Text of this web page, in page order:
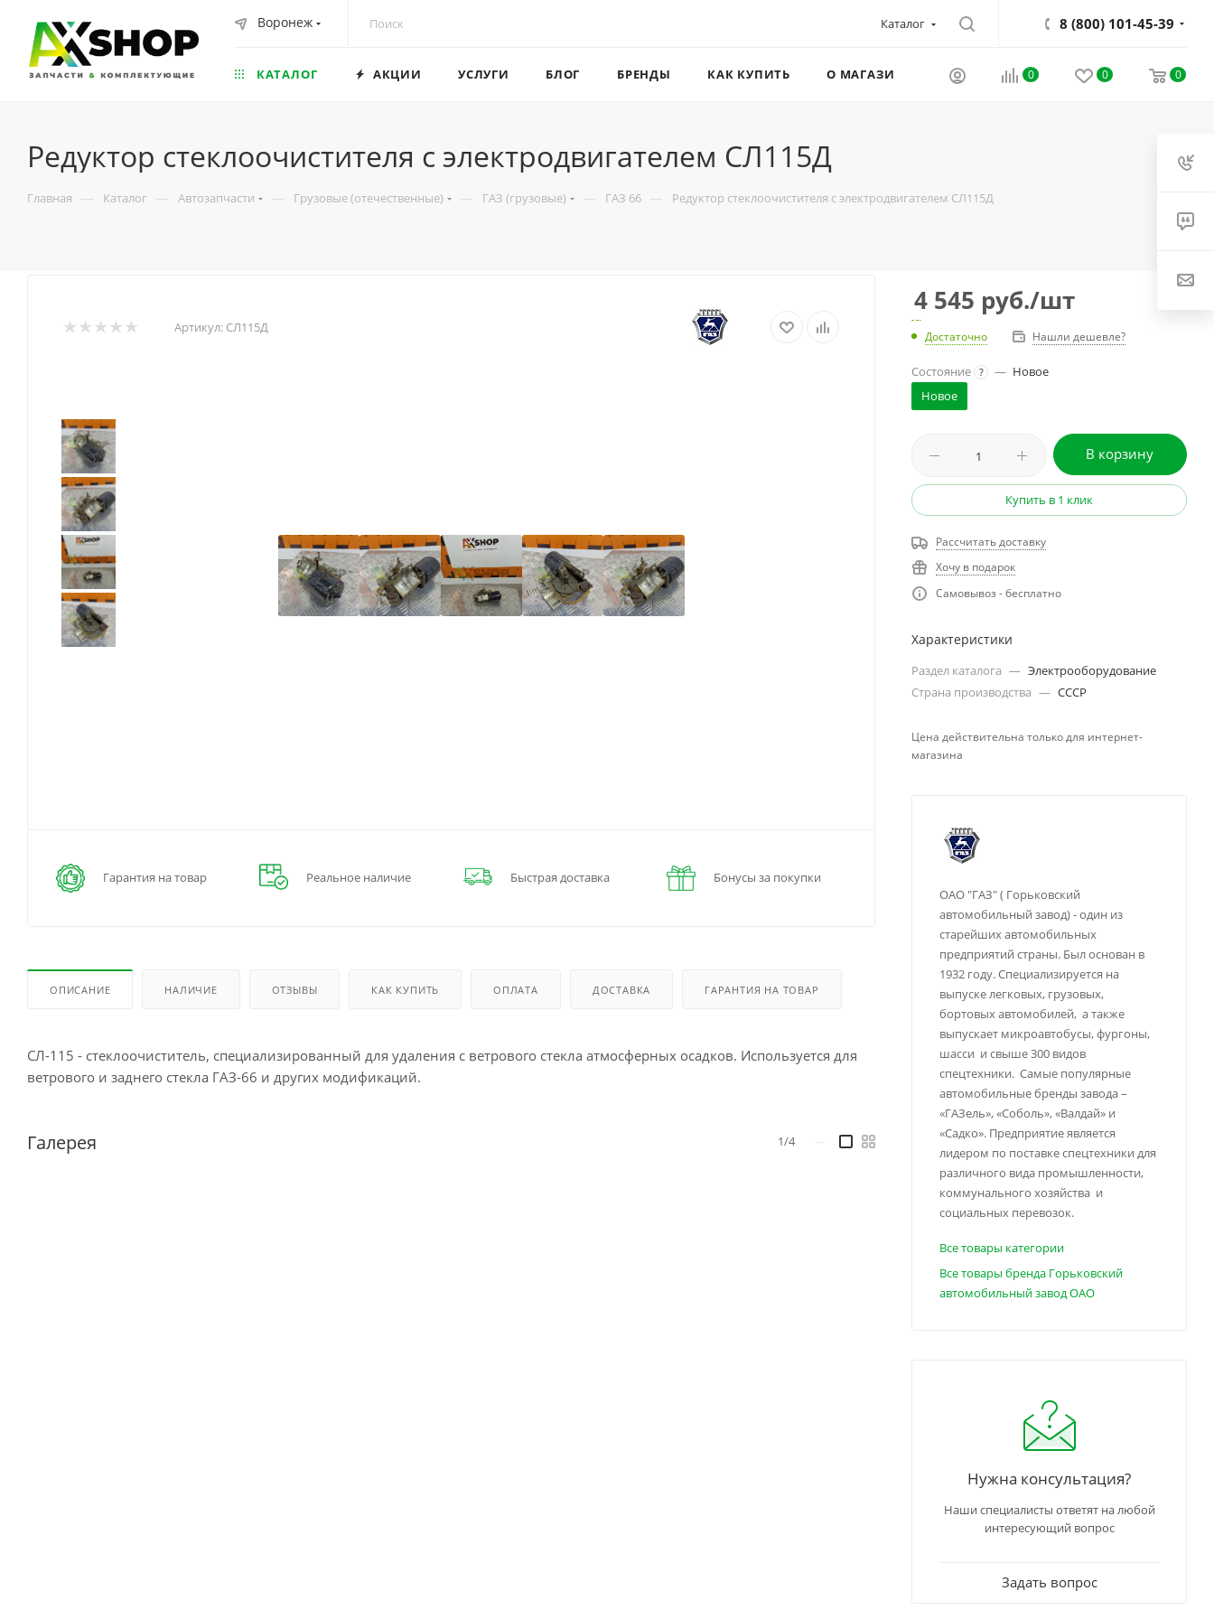
Воронеж Каталог 8 (800) 101-45-39
0 0 0
КАТАЛОГ АКЦИИ УСЛУГИ БЛОГ БРЕНДЫ КАК КУПИТЬ О МАГАЗИНЕ
Редуктор стеклоочистителя с электродвигателем СЛ115Д
Главная — Каталог — Автозапчасти — Грузовые (отечественные) — ГАЗ (грузовые) — ГАЗ 66 — Редуктор стеклоочистителя с электродвигателем СЛ115Д
Артикул: СЛ115Д
Гарантия на товар Реальное наличие Быстрая доставка Бонусы за покупки
ОПИСАНИЕ НАЛИЧИЕ ОТЗЫВЫ КАК КУПИТЬ ОПЛАТА ДОСТАВКА ГАРАНТИЯ НА ТОВАР
СЛ-115 - стеклоочиститель, специализированный для удаления с ветрового стекла атмосферных осадков. Используется для
ветрового и заднего стекла ГАЗ-66 и других модификаций.
Галерея 1/4
4 545 руб./шт
Достаточно Нашли дешевле?
Состояние ? — Новое
Новое
В корзину
Купить в 1 клик
Рассчитать доставку
Хочу в подарок
Самовывоз - бесплатно
Характеристики
Раздел каталога — Электрооборудование
Страна производства — СССР
Цена действительна только для интернет-
магазина
ОАО "ГАЗ" ( Горьковский
автомобильный завод) - один из
старейших автомобильных
предприятий страны. Был основан в
1932 году. Специализируется на
выпуске легковых, грузовых,
бортовых автомобилей, а также
выпускает микроавтобусы, фургоны,
шасси и свыше 300 видов
спецтехники. Самые популярные
автомобильные бренды завода –
«ГАЗель», «Соболь», «Валдай» и
«Садко». Предприятие является
лидером по поставке спецтехники для
различного вида промышленности,
коммунального хозяйства и
социальных перевозок.
Все товары категории
Все товары бренда Горьковский
автомобильный завод ОАО
Нужна консультация?
Наши специалисты ответят на любой
интересующий вопрос
Задать вопрос